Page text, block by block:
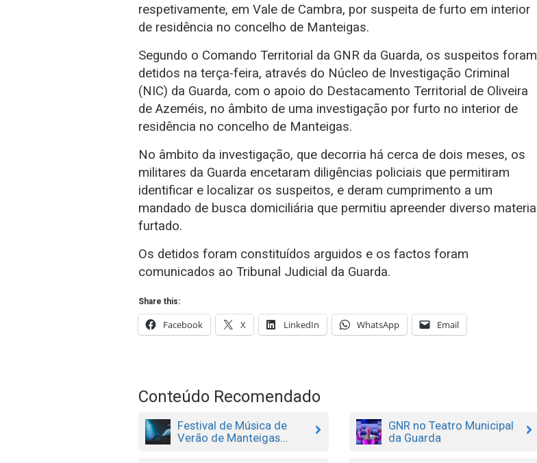
respetivamente, em Vale de Cambra, por suspeita de furto em interior
de residência no concelho de Manteigas.
Segundo o Comando Territorial da GNR da Guarda, os suspeitos foram
detidos na terça-feira, através do Núcleo de Investigação Criminal
(NIC) da Guarda, com o apoio do Destacamento Territorial de Oliveira
de Azeméis, no âmbito de uma investigação por furto no interior de
residência no concelho de Manteigas.
No âmbito da investigação, que decorria há cerca de dois meses, os
militares da Guarda encetaram diligências policiais que permitiram
identificar e localizar os suspeitos, e deram cumprimento a um
mandado de busca domiciliária que permitiu apreender diverso material
furtado.
Os detidos foram constituídos arguidos e os factos foram
comunicados ao Tribunal Judicial da Guarda.
Share this:
Facebook X LinkedIn WhatsApp Email
Conteúdo Recomendado
Festival de Música de
Verão de Manteigas...
GNR no Teatro Municipal
da Guarda